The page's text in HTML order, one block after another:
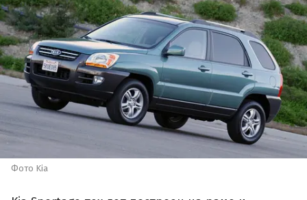
Фото Kia